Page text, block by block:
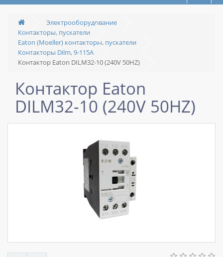
Электрооборудование
Контакторы, пускатели
Eaton (Moeller) контакторы, пускатели
Контакторы Dilm, 9-115A
Контактор Eaton DILM32-10 (240V 50HZ)
Контактор Eaton
DILM32-10 (240V 50HZ)